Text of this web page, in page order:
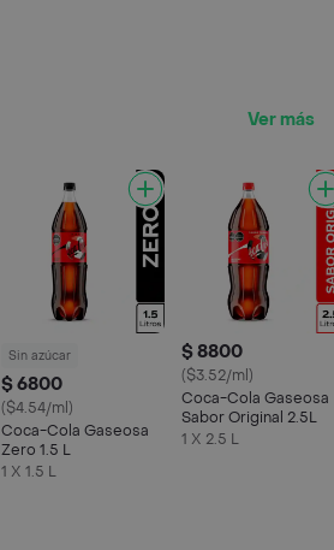
Ver más
Sin azúcar
$ 6800
($4.54/ml)
Coca-Cola Gaseosa
Zero 1.5 L
1 X 1.5 L
$ 8800
($3.52/ml)
Coca-Cola Gaseosa
Sabor Original 2.5L
1 X 2.5 L